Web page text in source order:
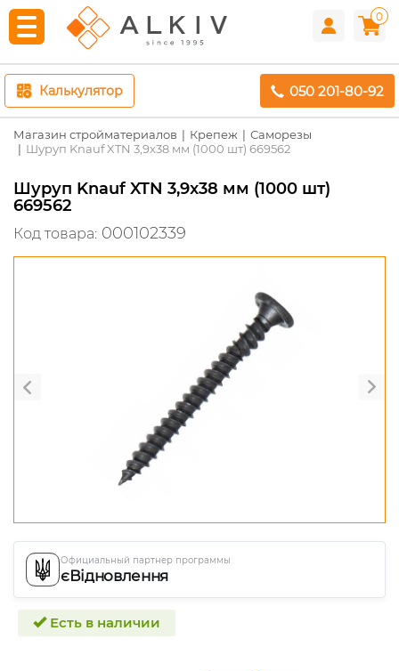
0
Калькулятор 050 201-80-92
Магазин стройматериалов Крепеж
Саморезы
Шуруп Knauf XTN 3,9x38 мм (1000 шт) 669562
Шуруп Knauf XTN 3,9x38 мм (1000 шт)
669562
Код товара: 000102339
Официальный партнер программы
єВідновлення
Есть в наличии